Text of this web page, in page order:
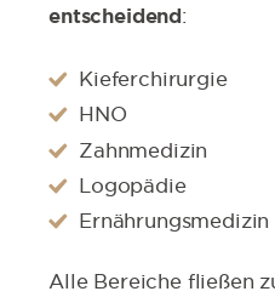
entscheidend:
Kieferchirurgie
HNO
Zahnmedizin
Logopädie
Ernährungsmedizin
Alle Bereiche fließen